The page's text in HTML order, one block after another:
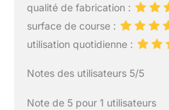
qualité de fabrication :
surface de course :
utilisation quotidienne :
Notes des utilisateurs 5/5
Note de 5 pour 1 utilisateurs